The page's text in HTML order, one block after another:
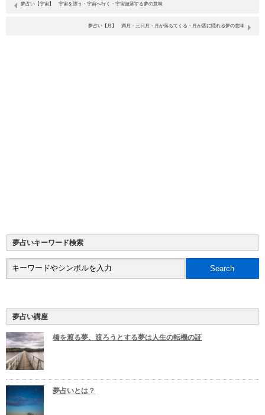
夢占い【宇宙】 宇宙を漂う・宇宙へ行く・宇宙遊泳する夢の意味
夢占い【月】 満月・三日月・月が落ちてくる・月が雲に隠れる夢の意味
夢占いキーワード検索
夢占い講座
橋を渡る夢、渡ろうとする夢は人生の転機の証
夢占いとは？